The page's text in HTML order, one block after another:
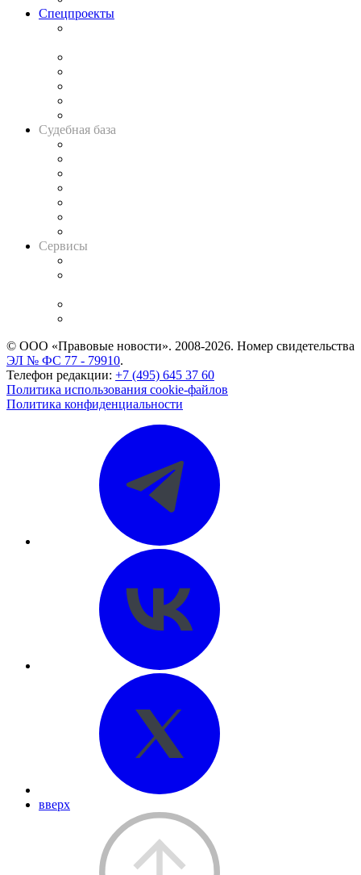
Спецпроекты
Судебная база
Сервисы
© ООО «Правовые новости». 2008-2026. Номер свидетельства
ЭЛ № ФС 77 - 79910.
Телефон редакции: +7 (495) 645 37 60
Политика использования cookie-файлов
Политика конфиденциальности
вверх